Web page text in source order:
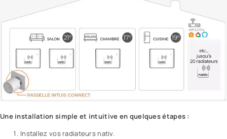
Une installation simple et intuitive en quelques étapes :
Installez vos radiateurs nativ.